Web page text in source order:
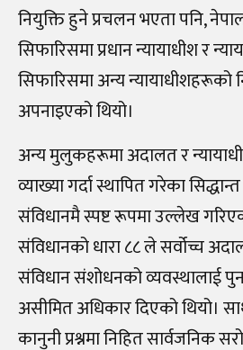
नियुक्ति हुने प्रचलन भएता पनि,
सिफारिसमा प्रधान न्यायाधीश र
सिफारिसमा अन्य न्यायाधीशहरूको
अपनाइएको थियो।
अन्य मुलुकहरूमा अदालत र
व्याख्या गर्दा स्थापित गरेका
संविधानमै स्पष्ट रूपमा उल्लेख
संविधानको धारा ८८ ले सर्वोच्च
संविधान संशोधनको व्यवस्थालाई
असीमित अधिकार दिएको थियो।
कानुनी प्रश्नमा निहित सार्वजनिक